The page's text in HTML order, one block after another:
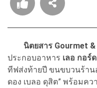
นิตยสาร Gourmet
ประกอบอาหาร เลอ กอร์
ทีฟส่งท้ายปี ขนขบวนร้าน
ดอง เบลอ ดุสิต” พร้อมคว